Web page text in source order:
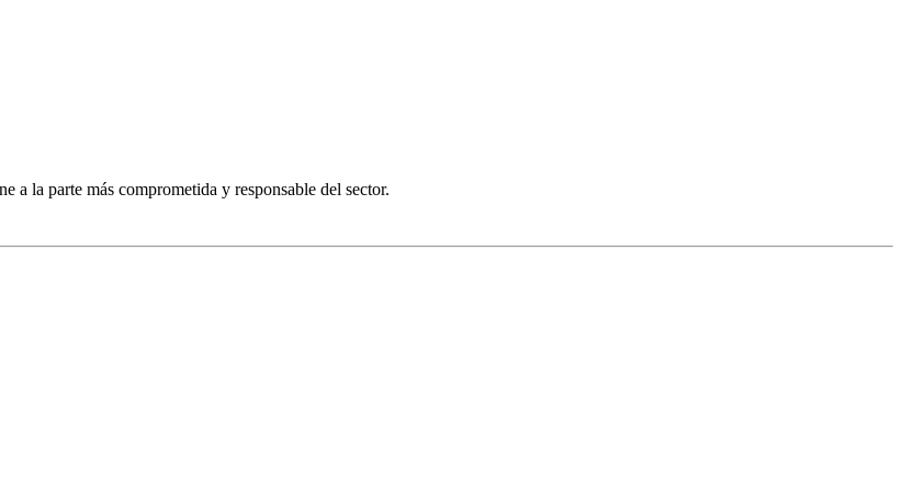
a la parte más comprometida y responsable del sector.